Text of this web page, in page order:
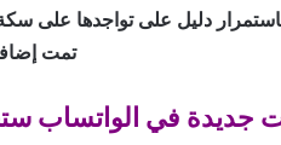
دليل على تواجدها على
تمت
جديدة في الواتساب